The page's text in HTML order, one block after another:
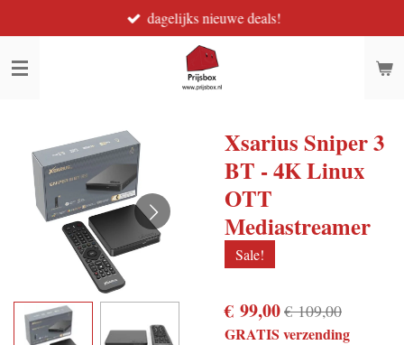
direct
naar
dagelijks nieuwe deals!
Xsarius Sniper 3
BT - 4K Linux
OTT
Mediastreamer
Sale!
€ 99,00€ 109,00
GRATIS verzending